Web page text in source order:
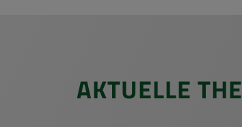
AK­TU­EL­LE